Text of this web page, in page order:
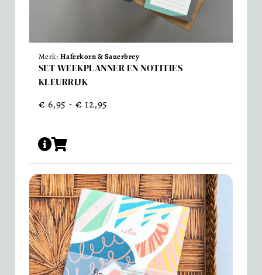
Merk: Haferkorn & Sauerbrey
SET WEEKPLANNER EN NOTITIES
KLEURRIJK
€ 6,95 - € 12,95